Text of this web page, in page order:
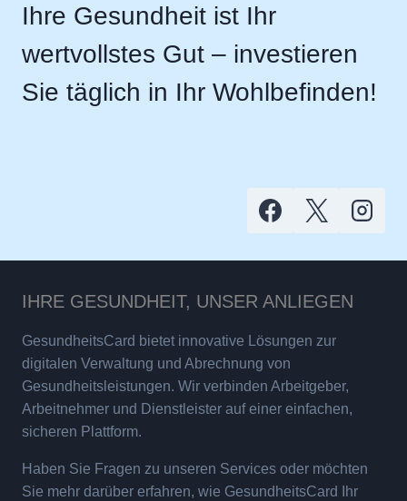
Ihre Gesundheit ist Ihr
wertvollstes Gut – investieren
Sie täglich in Ihr Wohlbefinden!
IHRE GESUNDHEIT, UNSER ANLIEGEN
GesundheitsCard bietet innovative Lösungen zur
digitalen Verwaltung und Abrechnung von
Gesundheitsleistungen. Wir verbinden Arbeitgeber,
Arbeitnehmer und Dienstleister auf einer einfachen,
sicheren Plattform.
Haben Sie Fragen zu unseren Services oder möchten
Sie mehr darüber erfahren, wie GesundheitsCard Ihr